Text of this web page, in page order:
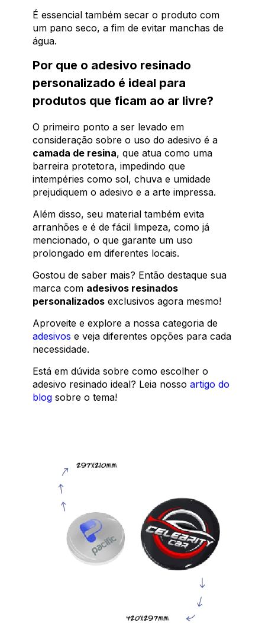
É essencial também secar o produto com
um pano seco, a fim de evitar manchas de
água.
Por que o adesivo resinado
personalizado é ideal para
produtos que ficam ao ar livre?
O primeiro ponto a ser levado em
consideração sobre o uso do adesivo é a
camada de resina, que atua como uma
barreira protetora, impedindo que
intempéries como sol, chuva e umidade
prejudiquem o adesivo e a arte impressa.
Além disso, seu material também evita
arranhões e é de fácil limpeza, como já
mencionado, o que garante um uso
prolongado em diferentes locais.
Gostou de saber mais? Então destaque sua
marca com adesivos resinados
personalizados exclusivos agora mesmo!
Aproveite e explore a nossa categoria de
adesivos e veja diferentes opções para cada
necessidade.
Está em dúvida sobre como escolher o
adesivo resinado ideal? Leia nosso artigo do
blog sobre o tema!